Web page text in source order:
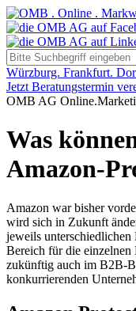
Würzburg. Frankfurt.
Jetzt Beratungstermin
OMB AG
Was
Amazon-
Amazon war bisher
wird sich in Zukunft
jeweils
Bereich für die
zukünftig auch im B2B-
konkurrierenden